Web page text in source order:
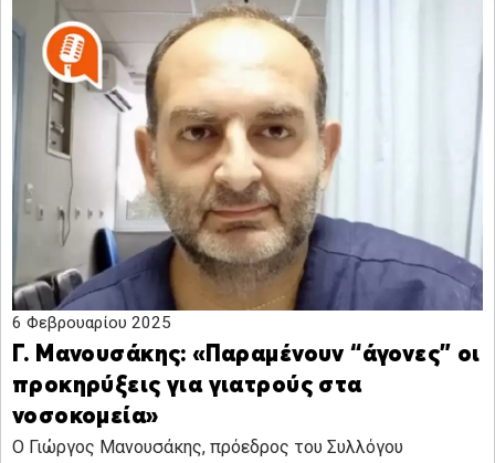
6 Φεβρουαρίου 2025
Γ. Μανουσάκης: «Παραμένουν “άγονες” οι
προκηρύξεις για γιατρούς στα
νοσοκομεία»
Ο Γιώργος Μανουσάκης, πρόεδρος του Συλλόγου